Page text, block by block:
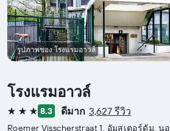
โรงแรมอาวล์
3 ดาว 8.3 ดีมาก 3,627 รีวิว
Roemer Visscherstraat 1, อัมสเตอร์ดัม,
รูปภาพของ โรงแรมอาวล์